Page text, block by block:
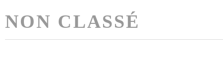
NON CLASSÉ